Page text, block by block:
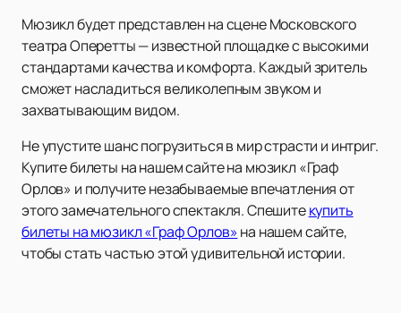
Мюзикл будет представлен на сцене Московского
театра Оперетты — известной площадке с высокими
стандартами качества и комфорта. Каждый зритель
сможет насладиться великолепным звуком и
захватывающим видом.
Не упустите шанс погрузиться в мир страсти и интриг.
Купите билеты на нашем сайте на мюзикл «Граф
Орлов» и получите незабываемые впечатления от
этого замечательного спектакля. Спешитекупить
билеты на мюзикл «Граф Орлов»на нашем сайте,
чтобы стать частью этой удивительной истории.